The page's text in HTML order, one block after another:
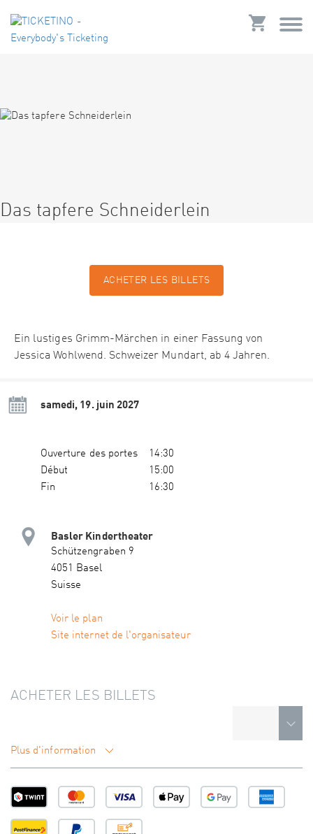
Das tapfere Schneiderlein
ACHETER LES BILLETS
Ein lustiges Grimm-Märchen in einer Fassung von
Jessica Wohlwend. Schweizer Mundart, ab 4 Jahren.
samedi, 19. juin 2027
Ouverture des portes
14:30
Début
15:00
Fin
16:30
Basler Kindertheater
Schützengraben 9
4051 Basel
Suisse
Voir le plan
Site internet de l'organisateur
ACHETER LES BILLETS
Plus d'information